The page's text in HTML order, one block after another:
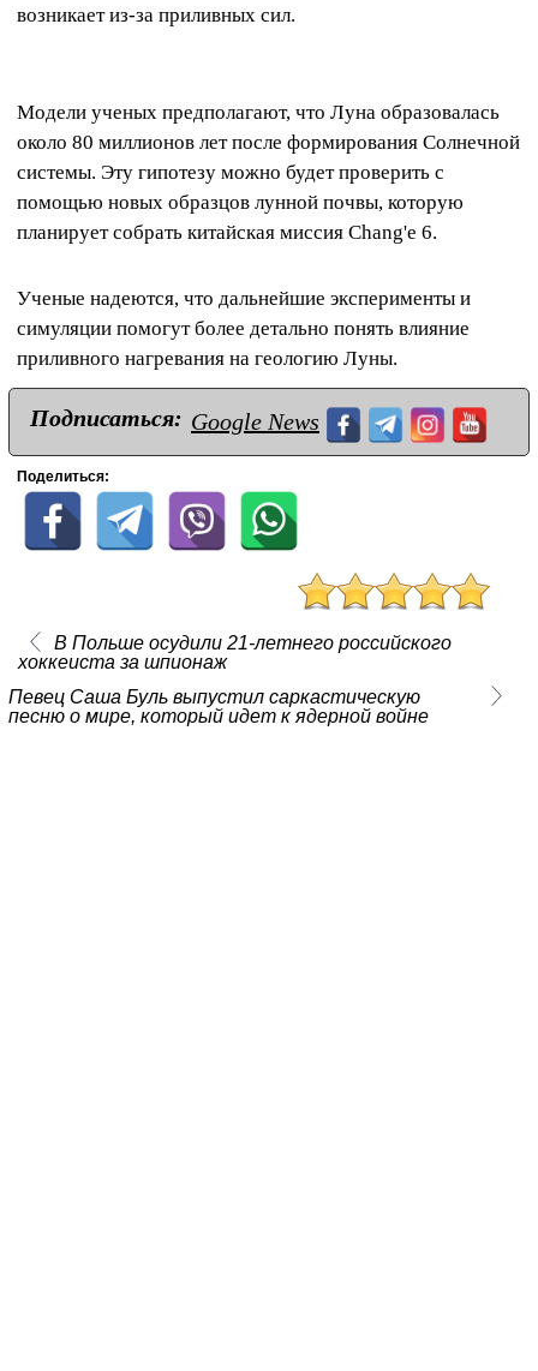
возникает из-за приливных сил.
Модели ученых предполагают, что Луна образовалась
около 80 миллионов лет после формирования Солнечной
системы. Эту гипотезу можно будет проверить с
помощью новых образцов лунной почвы, которую
планирует собрать китайская миссия Chang'e 6.
Ученые надеются, что дальнейшие эксперименты и
симуляции помогут более детально понять влияние
приливного нагревания на геологию Луны.
Подписаться: Google News
Поделиться:
В Польше осудили 21-летнего российского
хоккеиста за шпионаж
Певец Саша Буль выпустил саркастическую
песню о мире, который идет к ядерной войне